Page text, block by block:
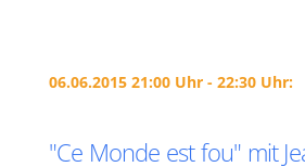
06.06.2015 21:00 Uhr - 22:30 Uhr:
"Ce Monde est fou" mit